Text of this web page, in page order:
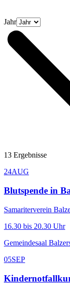
Jahr
13 Ergebnisse
24AUG
Blutspende in
Samariterverein
16.30 bis 20.30 Uhr
Gemeindesaal
05SEP